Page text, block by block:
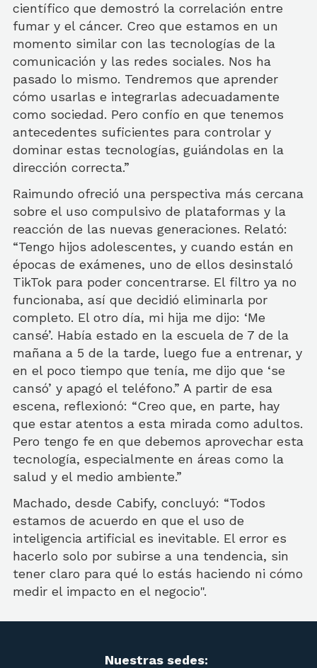
científico que demostró la correlación entre
fumar y el cáncer. Creo que estamos en un
momento similar con las tecnologías de la
comunicación y las redes sociales. Nos ha
pasado lo mismo. Tendremos que aprender
cómo usarlas e integrarlas adecuadamente
como sociedad. Pero confío en que tenemos
antecedentes suficientes para controlar y
dominar estas tecnologías, guiándolas en la
dirección correcta.”
Raimundo ofreció una perspectiva más cercana
sobre el uso compulsivo de plataformas y la
reacción de las nuevas generaciones. Relató:
“Tengo hijos adolescentes, y cuando están en
épocas de exámenes, uno de ellos desinstaló
TikTok para poder concentrarse. El filtro ya no
funcionaba, así que decidió eliminarla por
completo. El otro día, mi hija me dijo: ‘Me
cansé’. Había estado en la escuela de 7 de la
mañana a 5 de la tarde, luego fue a entrenar, y
en el poco tiempo que tenía, me dijo que ‘se
cansó’ y apagó el teléfono.” A partir de esa
escena, reflexionó: “Creo que, en parte, hay
que estar atentos a esta mirada como adultos.
Pero tengo fe en que debemos aprovechar esta
tecnología, especialmente en áreas como la
salud y el medio ambiente.”
Machado, desde Cabify, concluyó: “Todos
estamos de acuerdo en que el uso de
inteligencia artificial es inevitable. El error es
hacerlo solo por subirse a una tendencia, sin
tener claro para qué lo estás haciendo ni cómo
medir el impacto en el negocio".
Nuestras sedes: